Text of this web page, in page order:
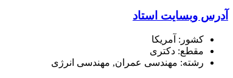
آدرس وبسایت استاد
کشور: آمریکا
مقطع: دکتری
رشته: مهندسی عمران, مهندسی انرژی